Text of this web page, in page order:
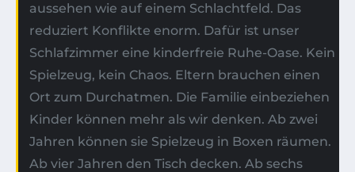
aussehen wie auf einem Schlachtfeld. Das
reduziert Konflikte enorm. Dafür ist unser
Schlafzimmer eine kinderfreie Ruhe-Oase. Kein
Spielzeug, kein Chaos. Eltern brauchen einen
Ort zum Durchatmen. Die Familie einbeziehen
Kinder können mehr als wir denken. Ab zwei
Jahren können sie Spielzeug in Boxen räumen.
Ab vier Jahren den Tisch decken. Ab sechs